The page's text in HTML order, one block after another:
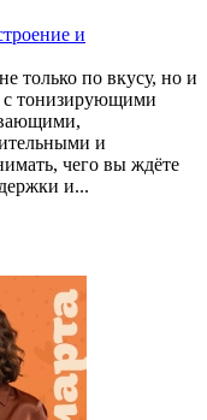
и
только по вкусу, но и
тонизирующими
и
чего вы ждёте
и...